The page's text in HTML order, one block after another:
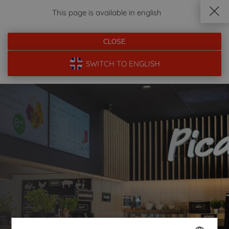
This page is available in english
CLOSE
SWITCH TO ENGLISH